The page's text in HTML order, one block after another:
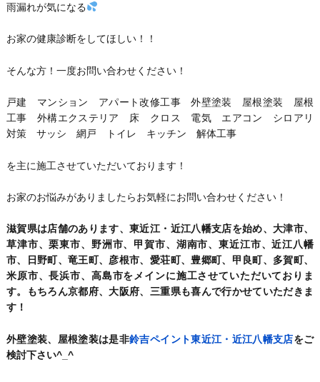
雨漏れが気になる
お家の健康診断をしてほしい！！
そんな方！一度お問い合わせください！
戸建 マンション アパート改修工事 外壁塗装 屋根塗装 屋根
工事 外構エクステリア 床 クロス 電気 エアコン シロアリ
対策 サッシ 網戸 トイレ キッチン 解体工事
を主に施工させていただいております！
お家のお悩みがありましたらお気軽にお問い合わせください！
滋賀県は店舗のあります、東近江・近江八幡支店を始め、大津市、
草津市、栗東市、野洲市、甲賀市、湖南市、東近江市、近江八幡
市、日野町、竜王町、彦根市、愛荘町、豊郷町、甲良町、多賀町、
米原市、長浜市、高島市をメインに施工させていただいておりま
す。もちろん京都府、大阪府、三重県も喜んで行かせていただきま
す！
外壁塗装、屋根塗装は是非鈴吉ペイント東近江・近江八幡支店をご
検討下さい^_^